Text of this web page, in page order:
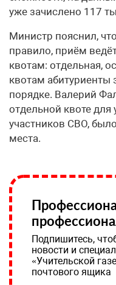
уже зачислено 117
Министр пояснил,
правило, приём
квотам: отдельная,
квотам абитуриенты
порядке. Валерий
отдельной квоте для
участников СВО,
места.
Подпишитесь,
новости и
«Учительской
почтового ящика